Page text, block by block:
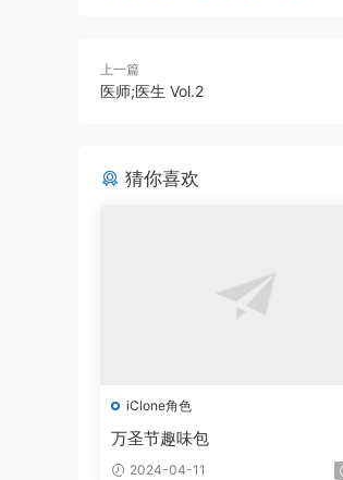
上一篇
医师;医生 Vol.2
猜你喜欢
iClone角色
万圣节趣味包
2024-04-11